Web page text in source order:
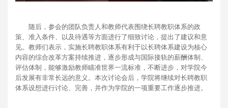
随后，参会的团队负责人和教师代表围绕长聘教职体系的政
策、准入条件、以及待遇等方面进行了细致讨论，提出了建议和意
见。教师们表示，实施长聘教职体系有利于以长聘体系建设为核心
内容的综合改革方案持续推进，逐步形成与国际接轨的薪酬体制、
评估体制，能够激励教师瞄准世界一流标准，不断进步，对学院今
后发展有非常长远的意义。本次讨论会后，学院将继续对长聘教职
体系设想进行讨论、完善，并作为学院的一项重要工作逐步推进。